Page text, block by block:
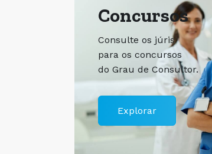
Concursos
Consulte os júris
para os concursos
do Grau de Consultor.
Explorar